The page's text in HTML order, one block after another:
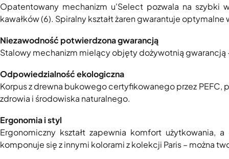
Opatentowany mechanizm u'Select pozwala na
kawałków (6). Spiralny kształt żaren gwarantuje
Niezawodność potwierdzona gwarancją
Stalowy mechanizm mielący objęty dożywotnią
Odpowiedzialność ekologiczna
Korpus z drewna bukowego certyfikowanego przez PEFC,
zdrowia i środowiska naturalnego.
Ergonomia i styl
Ergonomiczny kształt zapewnia komfort użytkowania,
komponuje się z innymi kolorami z kolekcji Paris – można